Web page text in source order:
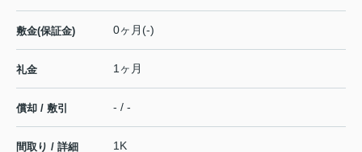
敷金(保証金) 0ヶ月(-)
礼金 1ヶ月
償却 / 敷引 - / -
間取り / 詳細 1K